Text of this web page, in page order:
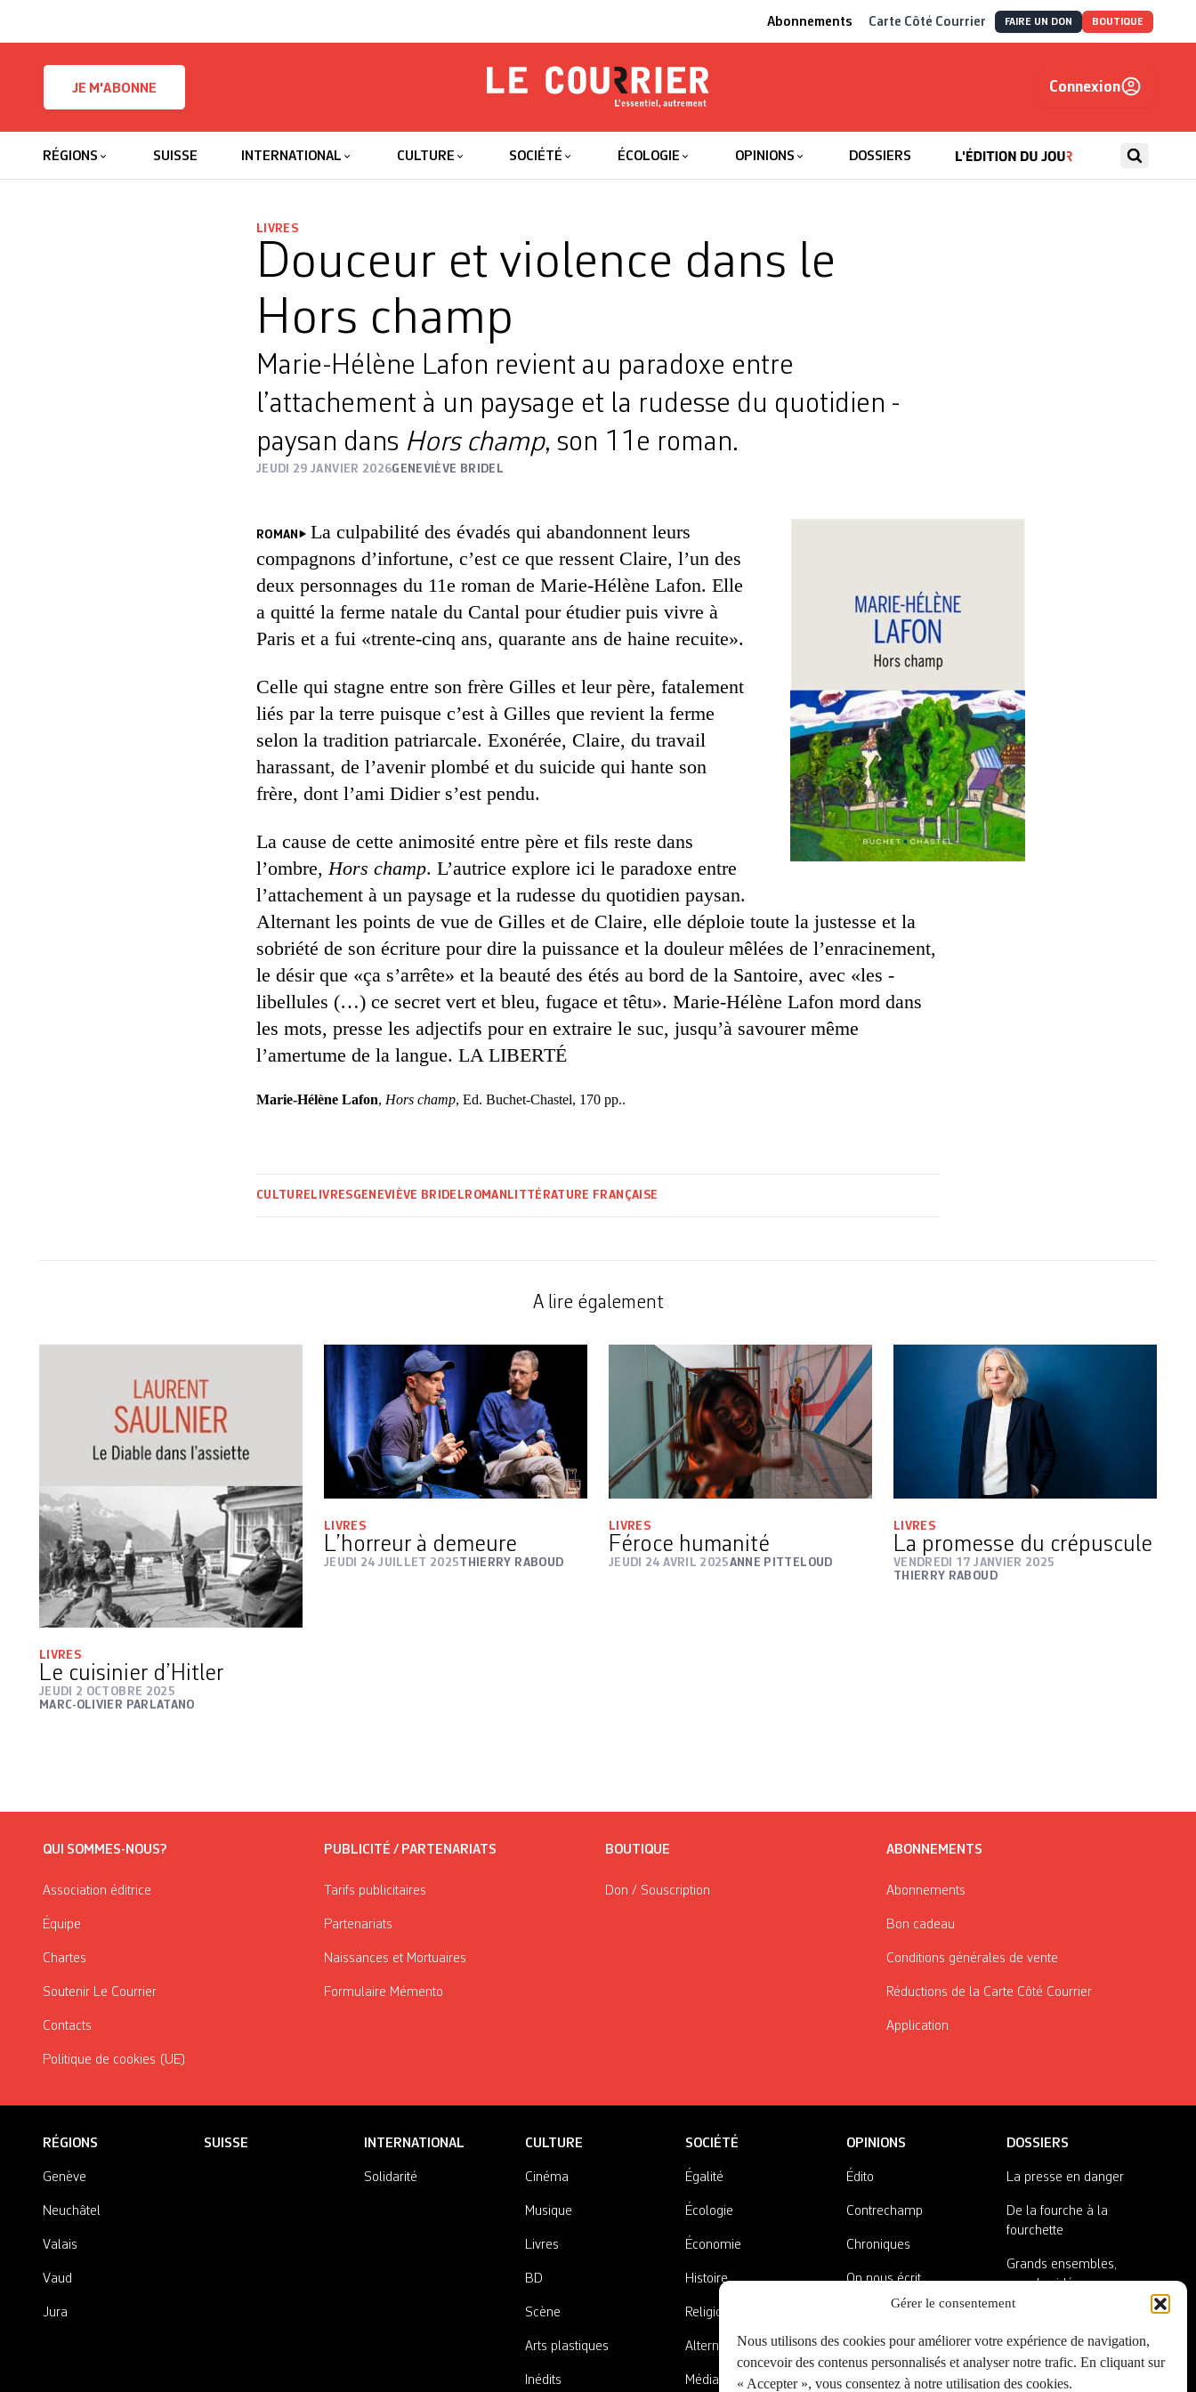
Gérer le consentement
Nous utilisons des cookies pour améliorer votre expérience de navigation,
concevoir des contenus personnalisés et analyser notre trafic. En cliquant sur
« Accepter », vous consentez à notre utilisation des cookies.
Abonnements Carte Côté Courrier FAIRE UN DON BOUTIQUE
JE M'ABONNE
Le Courrier
Connexion
RÉGIONS SUISSE INTERNATIONAL CULTURE SOCIÉTÉ ÉCOLOGIE OPINIONS DOSSIERS
LIVRES
Douceur et violence dans le
Hors champ
Marie-Hélène Lafon revient au paradoxe entre
l’attachement à un paysage et la rudesse du quotidien ­
paysan dans Hors champ, son 11e roman.
JEUDI 29 JANVIER 2026GENEVIÈVE BRIDEL
ROMAN
La culpabilité des évadés qui abandonnent leurs
compagnons d’infortune, c’est ce que ressent Claire, l’un des
deux personnages du 11e roman de Marie-Hélène Lafon. Elle
a quitté la ferme natale du Cantal pour étudier puis vivre à
Paris et a fui «trente-cinq ans, quarante ans de haine recuite».
Celle qui stagne entre son frère Gilles et leur père, fatalement
liés par la terre puisque c’est à Gilles que revient la ferme
selon la tradition patriarcale. Exonérée, Claire, du travail
harassant, de l’avenir plombé et du suicide qui hante son
frère, dont l’ami Didier s’est pendu.
La cause de cette animosité entre père et fils reste dans
l’ombre,Hors champ. L’autrice explore ici le paradoxe entre
l’attachement à un paysage et la rudesse du quotidien ­paysan.
Alternant les points de vue de Gilles et de Claire, elle déploie toute la justesse et la
sobriété de son écriture pour dire la puissance et la douleur mêlées de l’enracinement,
le désir que «ça s’arrête» et la beauté des étés au bord de la Santoire, avec «les ­
libellules (…) ce secret vert et bleu, fugace et têtu». Marie-Hélène Lafon mord dans
les mots, presse les adjectifs pour en extraire le suc, jusqu’à savourer même
l’amertume de la langue. LA LIBERTÉ
Marie-Hélène Lafon, Hors champ, Ed. Buchet-Chastel, 170 pp..
CULTURE LIVRESGENEVIÈVE BRIDEL ROMAN LITTÉRATURE FRANÇAISE
A lire également
LIVRES
Le cuisinier d’Hitler
JEUDI 2 OCTOBRE 2025
MARC-OLIVIER PARLATANO
LIVRES
L’horreur à demeure
JEUDI 24 JUILLET 2025THIERRY RABOUD
LIVRES
Féroce humanité
JEUDI 24 AVRIL 2025ANNE PITTELOUD
LIVRES
La promesse du crépuscule
VENDREDI 17 JANVIER 2025
THIERRY RABOUD
QUI SOMMES-NOUS?
Association éditrice
Équipe
Chartes
Soutenir Le Courrier
Contacts
Politique de cookies (UE)
PUBLICITÉ / PARTENARIATS
Tarifs publicitaires
Partenariats
Naissances et Mortuaires
Formulaire Mémento
BOUTIQUE
Don / Souscription
ABONNEMENTS
Abonnements
Bon cadeau
Conditions générales de vente
Réductions de la Carte Côté Courrier
Application
RÉGIONS
Genève
Neuchâtel
Valais
Vaud
Jura
SUISSE INTERNATIONAL
Solidarité
CULTURE
Cinéma
Musique
Livres
BD
Scène
Arts plastiques
Inédits
SOCIÉTÉ
Égalité
Écologie
Économie
Histoire
Religions
Alternatives
Médias
OPINIONS
Édito
Contrechamp
Chroniques
On nous écrit
A côté de la plaque
DOSSIERS
La presse en danger
De la fourche à la
fourchette
Grands ensembles,
grandes idées